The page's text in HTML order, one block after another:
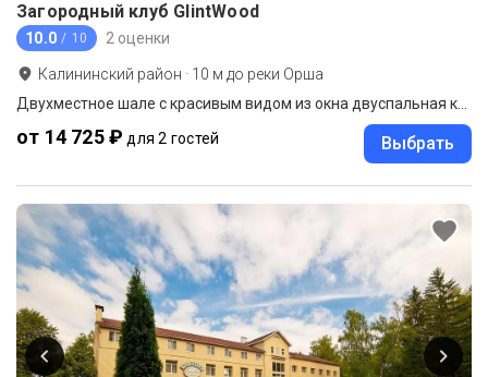
Загородный клуб GlintWood
10.0 / 10 2 оценки
Калининский район · 10 м до реки Орша
Двухместное шале с красивым видом из окна двуспальная кровать
от 14 725 ₽ для 2 гостей Выбрать